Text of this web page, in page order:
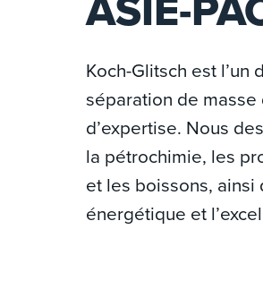
Koch-Glitsch est
séparation de
d’expertise. Nous
la pétrochimie, les
et les boissons, ainsi
énergétique et